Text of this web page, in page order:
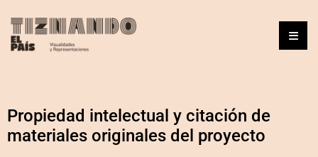
Propiedad intelectual y citación de
materiales originales del proyecto